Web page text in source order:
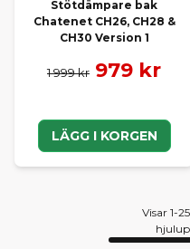
Stötdämpare bak
Chatenet CH26, CH28 &
CH30 Version 1
1 999 kr 979 kr
LÄGG I KORGEN
Visar 1-